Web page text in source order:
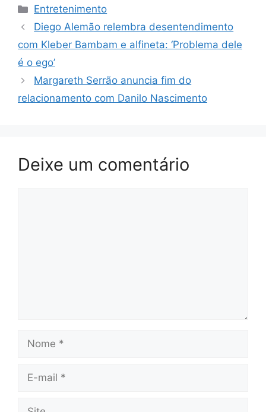
Categorias
Entretenimento
Diego Alemão relembra desentendimento
com Kleber Bambam e alfineta: ‘Problema dele
é o ego’
Margareth Serrão anuncia fim do
relacionamento com Danilo Nascimento
Deixe um comentário
Nome
Site